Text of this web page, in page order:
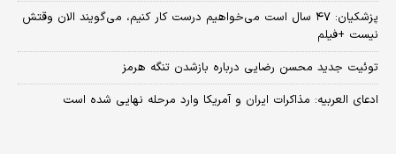
پزشکیان: ۴۷ سال است می‌خواهیم درست کار کنیم، می‌گویند الان وقتش
نیست +فیلم
توئیت جدید محسن رضایی درباره بازشدن تنگه هرمز
ادعای العربیه: مذاکرات ایران و آمریکا وارد مرحله نهایی شده است